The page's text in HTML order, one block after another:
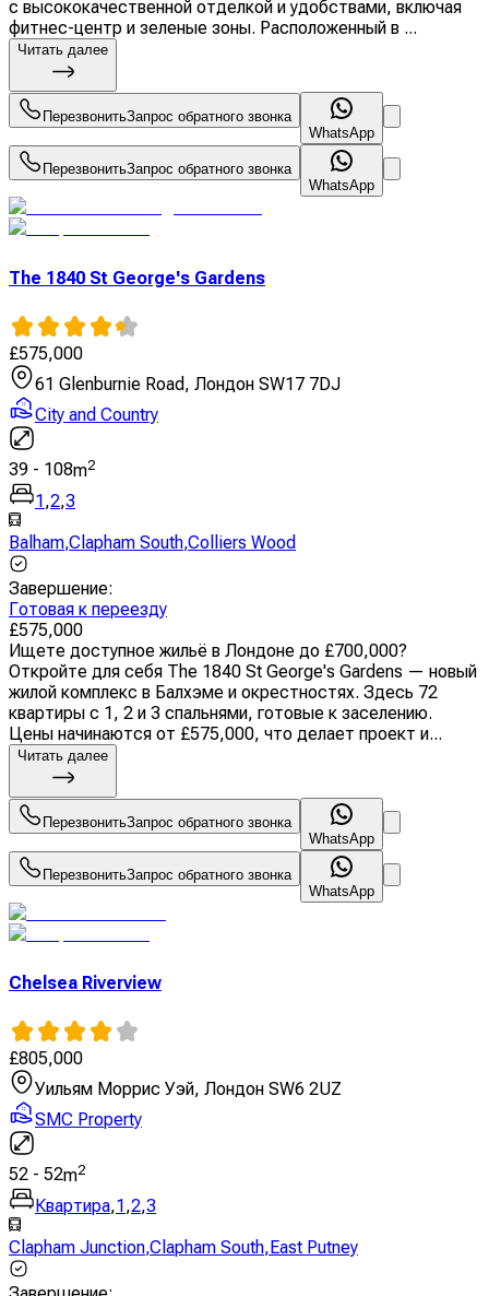
с высококачественной отделкой и удобствами, включая
фитнес-центр и зеленые зоны. Расположенный в ...
Читать далее
ПерезвонитьЗапрос обратного звонка
WhatsApp
ПерезвонитьЗапрос обратного звонка
WhatsApp
The 1840 St George's Gardens
£575,000
61 Glenburnie Road, Лондон SW17 7DJ
City and Country
39 - 108m2
1,2,3
Balham,Clapham South,Colliers Wood
Завершение:
Готовая к переезду
£575,000
Ищете доступное жильё в Лондоне до £700,000?
Откройте для себя The 1840 St George's Gardens — новый
жилой комплекс в Балхэме и окрестностях. Здесь 72
квартиры с 1, 2 и 3 спальнями, готовые к заселению.
Цены начинаются от £575,000, что делает проект и...
Читать далее
ПерезвонитьЗапрос обратного звонка
WhatsApp
ПерезвонитьЗапрос обратного звонка
WhatsApp
Chelsea Riverview
£805,000
Уильям Моррис Уэй, Лондон SW6 2UZ
SMC Property
52 - 52m2
Квартира,1,2,3
Clapham Junction,Clapham South,East Putney